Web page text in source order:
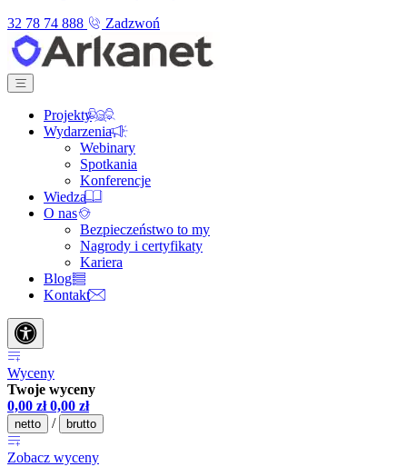
32 78 74 888
Zadzwoń
Projekty
Wydarzenia
Webinary
Spotkania
Konferencje
Wiedza
O nas
Bezpieczeństwo to my
Nagrody i certyfikaty
Kariera
Blog
Kontakt
Wyceny
Twoje wyceny
0,00 zł 0,00 zł
netto / brutto
Zobacz wyceny